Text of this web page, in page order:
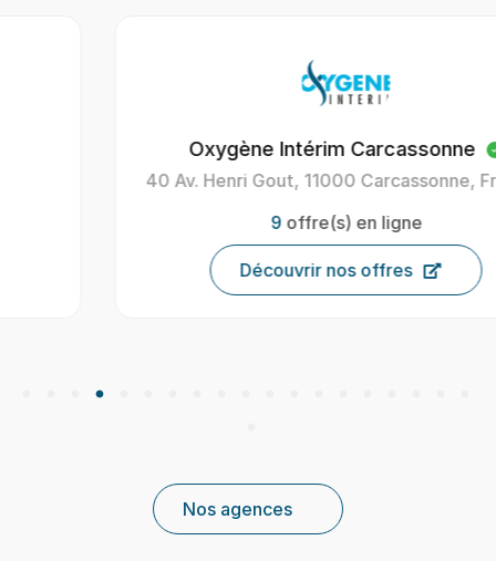
Oxygène Intérim Carcassonne
40 Av. Henri Gout, 11000 Carcassonne, France
offre(s) en ligne
Découvrir nos offres
Nos agences